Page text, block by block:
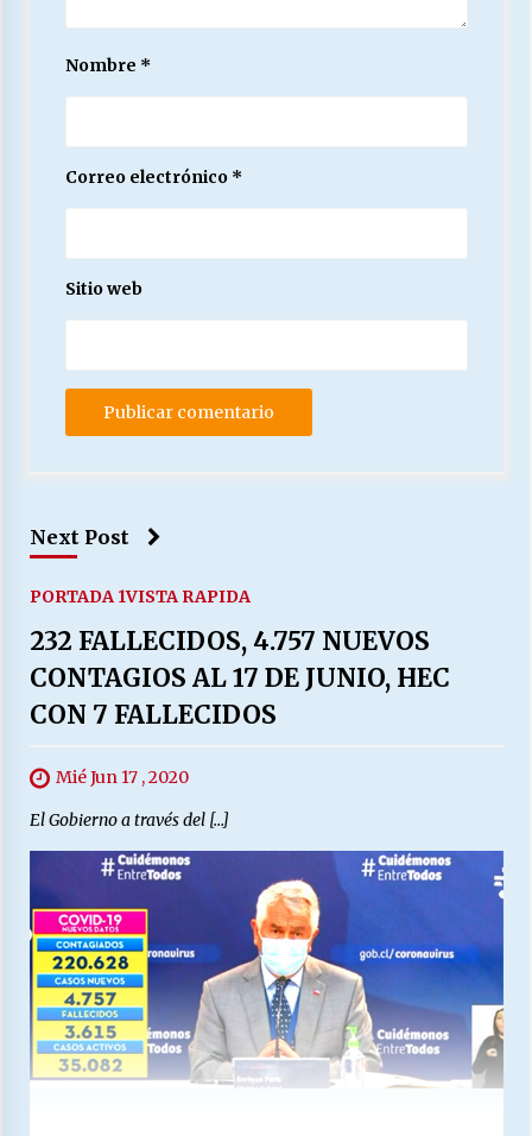
Nombre *
Correo electrónico *
Sitio web
Next Post
PORTADA 1VISTA RAPIDA
232 FALLECIDOS, 4.757 NUEVOS
CONTAGIOS AL 17 DE JUNIO, HEC
CON 7 FALLECIDOS
Mié Jun 17 , 2020
El Gobierno a través del […]